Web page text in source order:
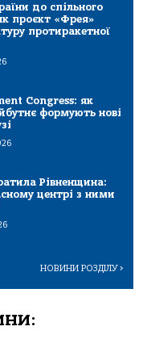
до спільного
проєкт «Фрея»
протиракетної
Congress: як
формують нові
Рівненщина:
центрі з ними
НОВИНИ РОЗДІЛУ>